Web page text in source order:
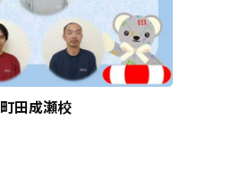
町田成瀬校